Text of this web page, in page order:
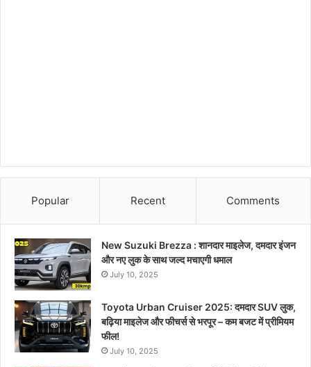
Popular Recent Comments
New Suzuki Brezza : शानदार माइलेज, दमदार इंजन
और नए लुक के साथ जल्द मचाएगी धमाल
July 10, 2025
Toyota Urban Cruiser 2025: दमदार SUV लुक,
बढ़िया माइलेज और फीचर्स से भरपूर – कम बजट में प्रीमियम
फील!
July 10, 2025